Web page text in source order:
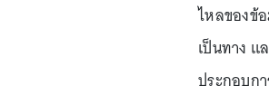
ไหลของข้
เป็นทาง
ประกอบก